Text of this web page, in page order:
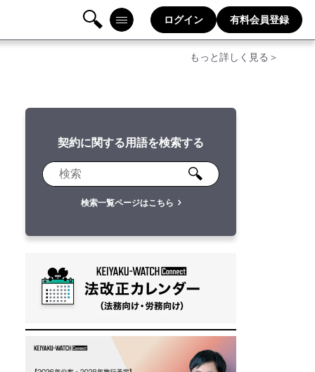
検
メニ
ログイン 有料会員登録
もっと詳しく見る＞
契約に関する用語を検索する
検索一覧ページはこちら